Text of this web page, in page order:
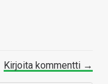
Kirjoita kommentti →